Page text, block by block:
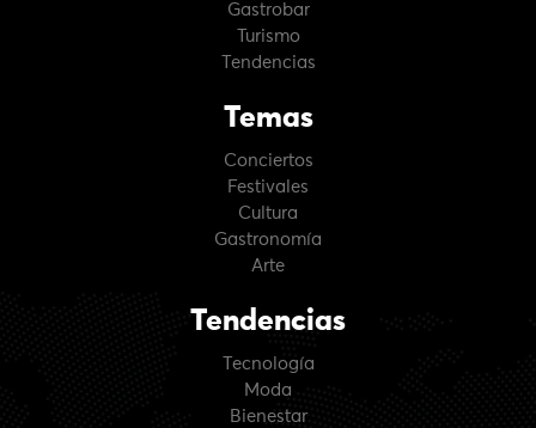
Gastrobar
Turismo
Tendencias
Temas
Conciertos
Festivales
Cultura
Gastronomía
Arte
Tendencias
Tecnología
Moda
Bienestar